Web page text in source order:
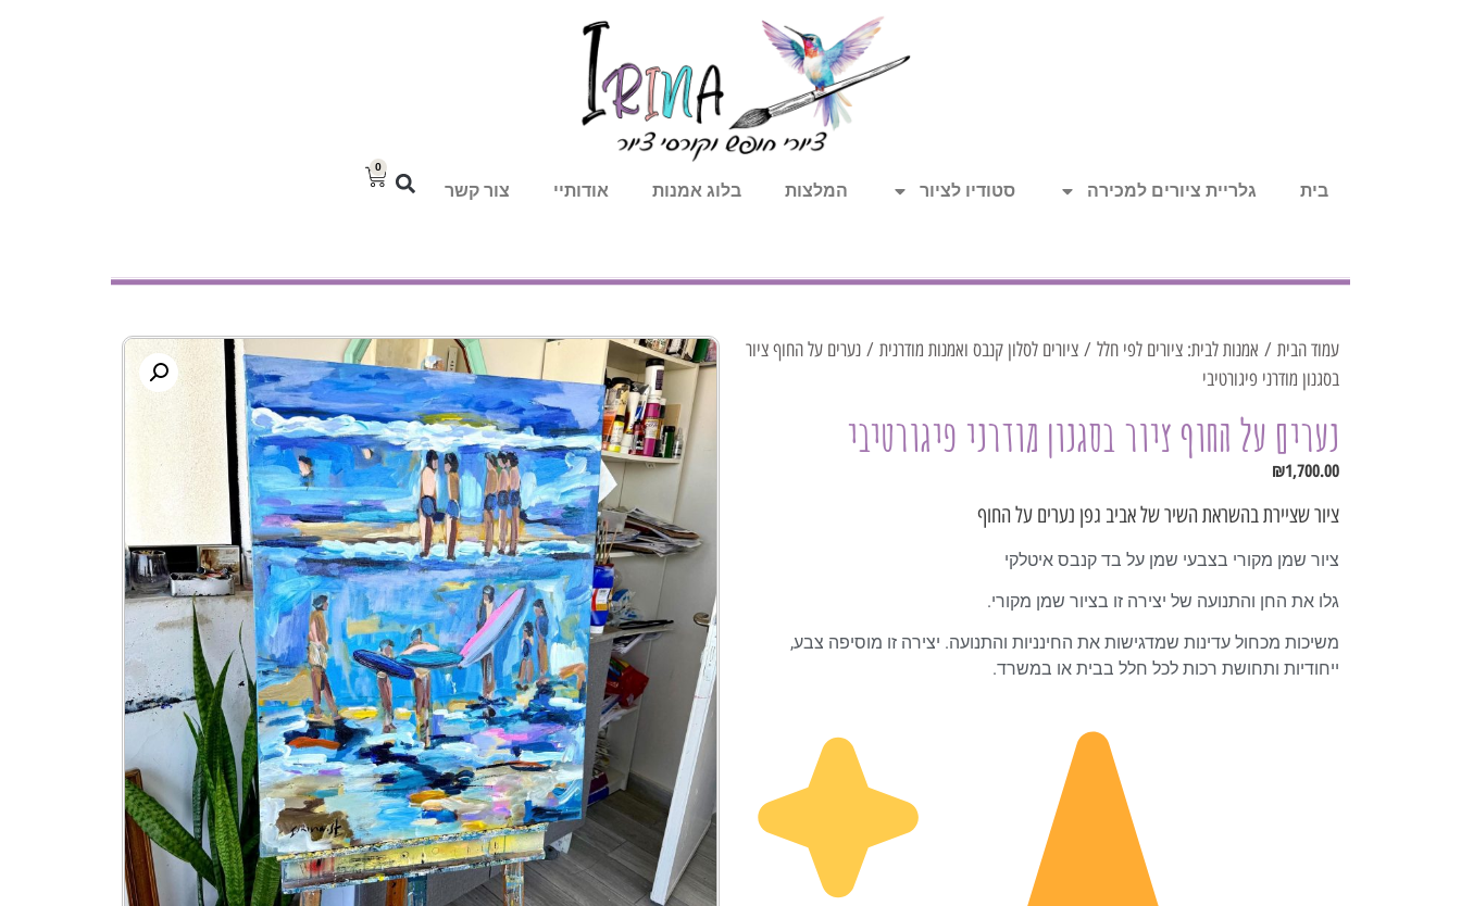
בית גלריית ציורים למכירה סטודיו לציור המלצות בלוג אמנות אודותיי צור קשר
0
עמוד הבית / אמנות לבית: ציורים לפי חלל / ציורים לסלון קנבס ואמנות מודרנית / נערים על החוף ציור
בסגנון מודרני פיגורטיבי
נערים על החוף ציור בסגנון מודרני פיגורטיבי
₪1,700.00
ציור שציירת בהשראת השיר של אביב גפן נערים על החוף
ציור שמן מקורי בצבעי שמן על בד קנבס איטלקי
גלו את החן והתנועה של יצירה זו בציור שמן מקורי.
משיכות מכחול עדינות שמדגישות את החינניות והתנועה. יצירה זו מוסיפה צבע,
ייחודיות ותחושת רכות לכל חלל בבית או במשרד.